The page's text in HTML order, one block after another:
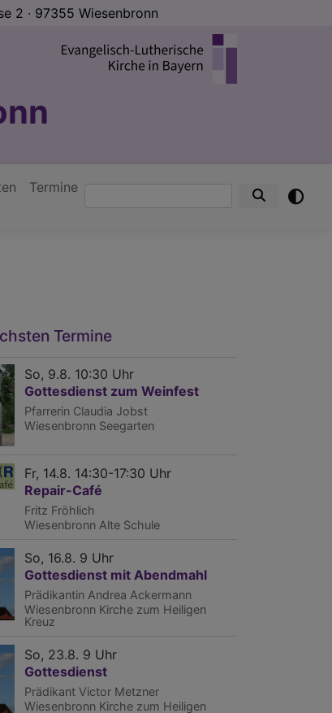
2 ∙ 97355 Wiesenbronn
TermineSuche
Termine
So, 9.8. 10:30 Uhr
Gottesdienst zum Weinfest
Pfarrerin Claudia Jobst
Wiesenbronn Seegarten
Fr, 14.8. 14:30-17:30 Uhr
Repair-Café
Fritz Fröhlich
Wiesenbronn Alte Schule
So, 16.8. 9 Uhr
Gottesdienst mit Abendmahl
Prädikantin Andrea Ackermann
Wiesenbronn Kirche zum Heiligen
Kreuz
So, 23.8. 9 Uhr
Gottesdienst
Prädikant Victor Metzner
Wiesenbronn Kirche zum Heiligen